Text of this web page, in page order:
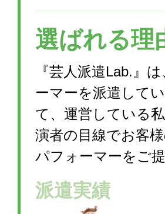
選ばれる理
『芸人派遣Lab.』
ーマーを派遣して
て、運営している
演者の目線でお客
パフォーマーをご
派遣実績